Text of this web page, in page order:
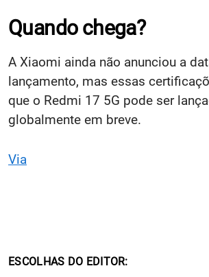
Quando chega?
A Xiaomi ainda não anunciou a
lançamento, mas essas
que o Redmi 17 5G pode ser
globalmente em breve.
Via
ESCOLHAS DO EDITOR